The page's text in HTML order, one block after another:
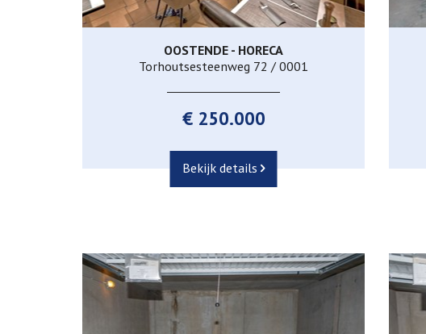
140 m²
OOSTENDE - HORECA
Torhoutsesteenweg 72 / 0001
€ 250.000
Bekijk details